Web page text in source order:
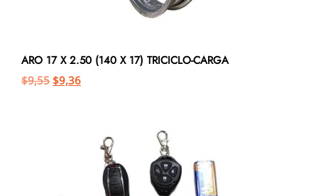
ARO 17 X 2.50 (140 X 17) TRICICLO-CARGA
$9,55 $9,36